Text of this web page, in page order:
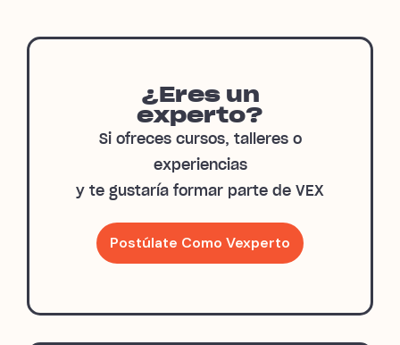
¿Eres un
experto?
Si ofreces cursos, talleres o
experiencias
y te gustaría formar parte de VEX
Postúlate Como Vexperto